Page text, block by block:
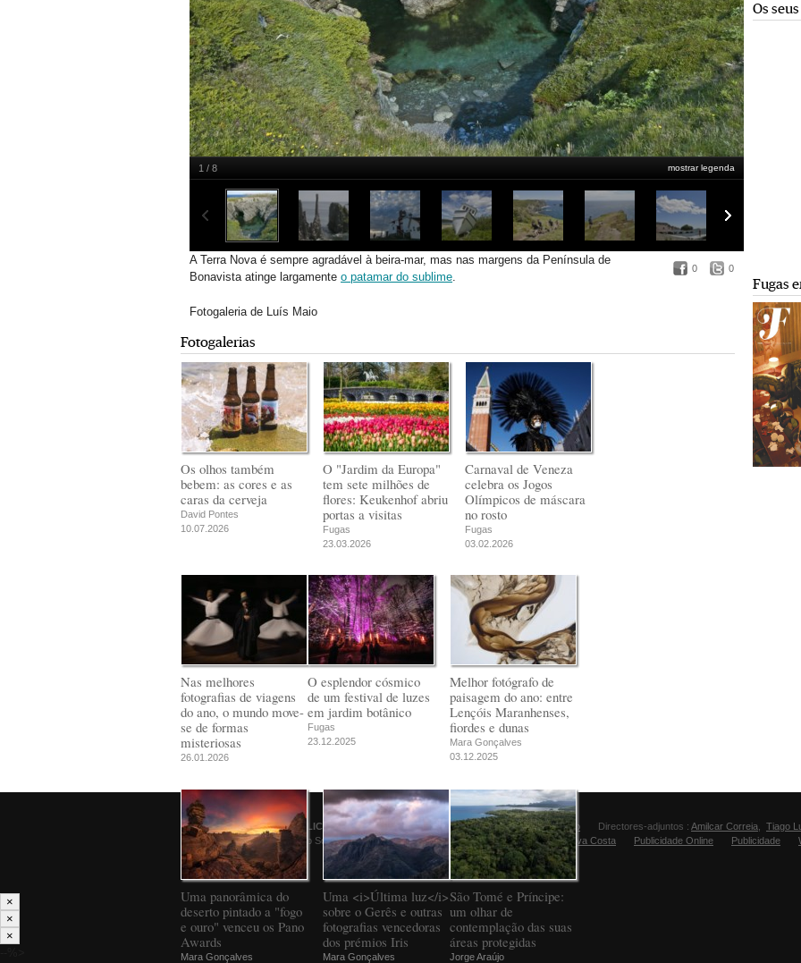
Bonavista
mostrar legenda
1 / 8
0 0
A Terra Nova é sempre agradável à beira-mar, mas nas margens da Península de
Bonavista atinge largamente o patamar do sublime.
Fotogaleria de Luís Maio
Fotogalerias
Os olhos também
bebem: as cores e as
caras da cerveja
David Pontes
10.07.2026
O "Jardim da Europa"
tem sete milhões de
flores: Keukenhof abriu
portas a visitas
Fugas
23.03.2026
Carnaval de Veneza
celebra os Jogos
Olímpicos de máscara
no rosto
Fugas
03.02.2026
Nas melhores
fotografias de viagens
do ano, o mundo move-
se de formas
misteriosas
26.01.2026
O esplendor cósmico
de um festival de luzes
em jardim botânico
Fugas
23.12.2025
Melhor fotógrafo de
paisagem do ano: entre
Lençóis Maranhenses,
fiordes e dunas
Mara Gonçalves
03.12.2025
Uma panorâmica do
deserto pintado a "fogo
e ouro" venceu os Pano
Awards
Mara Gonçalves
Uma <i>Última luz</i>
sobre o Gerês e outras
fotografias vencedoras
dos prémios Iris
Mara Gonçalves
São Tomé e Príncipe:
um olhar de
contemplação das suas
áreas protegidas
Jorge Araújo
Os
Fugas
© 2026PÚBLICO
Comunicação Social SA
Director:Manuel Carvalho Directores-adjuntos : Amilcar Correia
Tiago
Editora Fugas:Sandra Silva Costa Publicidade Online Publicidade
×
×
×